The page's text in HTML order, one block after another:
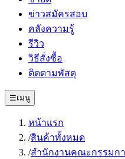
ข่าวสมัครสอบ
คลังความรู้
รีวิว
วิธีสั่งซื้อ
ติดตามพัสดุ
☰เมนู
หน้าแรก
/สินค้าทั้งหมด
/สำนักงานคณะกรรมก